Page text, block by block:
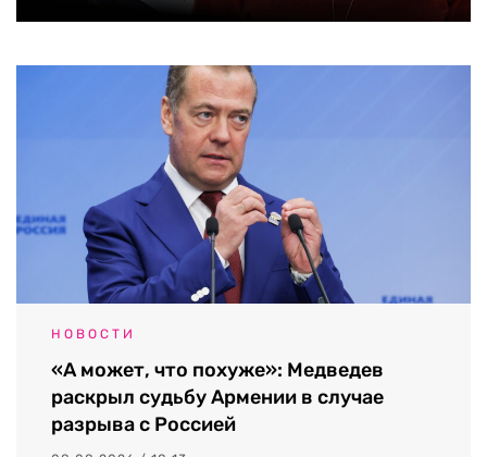
НОВОСТИ
«А может, что похуже»: Медведев
раскрыл судьбу Армении в случае
разрыва с Россией